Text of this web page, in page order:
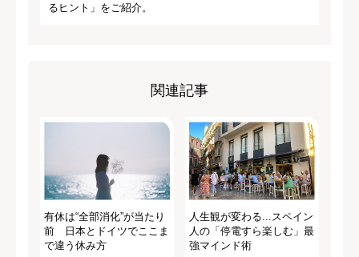
るヒント」をご紹介。
関連記事
有休は“全部消化”が当たり
前 日本とドイツでここま
で違う休み方
人生観が変わる...スペイン
人の「停電すら楽しむ」最
強マインド術